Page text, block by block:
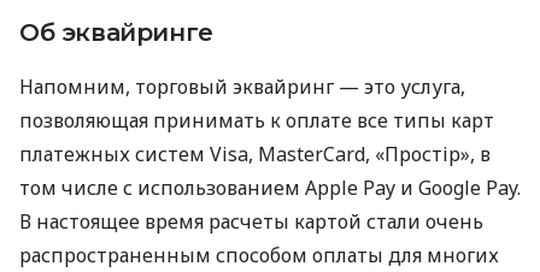
Об эквайринге
Напомним, торговый эквайринг — это услуга,
позволяющая принимать к оплате все типы карт
платежных систем Visa, MasterCard, «Простір», в
том числе с использованием Apple Pay и Google Pay.
В настоящее время расчеты картой стали очень
распространенным способом оплаты для многих